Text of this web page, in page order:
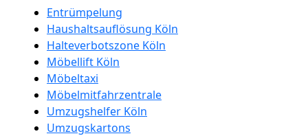
Entrümpelung
Haushaltsauflösung Köln
Halteverbotszone Köln
Möbellift Köln
Möbeltaxi
Möbelmitfahrzentrale
Umzugshelfer Köln
Umzugskartons